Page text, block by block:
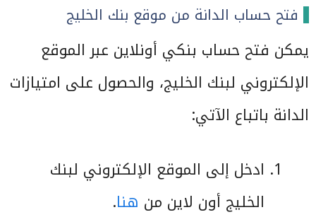
فتح حساب الدانة من موقع بنك الخليج
يمكن فتح حساب بنكي أونلاين عبر الموقع
الإلكتروني لبنك الخليج، والحصول على امتيازات
الدانة باتباع الآتي:
ادخل إلى الموقع الإلكتروني لبنك
الخليج أون لاين من هنا.